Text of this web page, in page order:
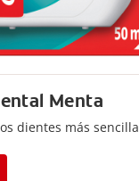
Menta
dientes más sencilla